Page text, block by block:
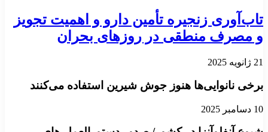
تاب‌آوری زنجیره تأمین دارو و اهمیت تجویز
و مصرف منطقی در روزهای بحران
21 ژانویه 2025
برخی نانوایی‌ها هنوز جوش شیرین استفاده می‌کنند
10 دسامبر 2025